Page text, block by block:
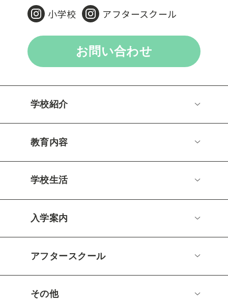
小学校 アフタースクール
お問い合わせ
学校紹介
教育内容
学校生活
入学案内
アフタースクール
その他